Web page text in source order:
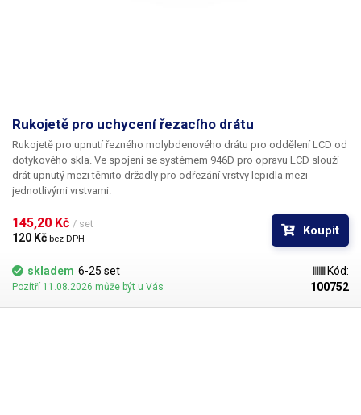
Rukojetě pro uchycení řezacího drátu
Rukojetě pro upnutí řezného molybdenového drátu pro oddělení LCD od
dotykového skla. Ve spojení se systémem 946D pro opravu LCD slouží
drát upnutý mezi těmito držadly pro odřezání vrstvy lepidla mezi
jednotlivými vrstvami.
145,20 Kč / set
120 Kč bez DPH
Koupit
skladem 6-25 set
Pozítří 11.08.2026 může být u Vás
Kód:
100752